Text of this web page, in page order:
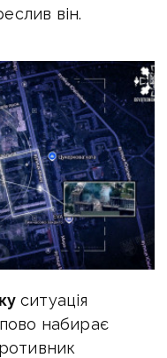
він.
ситуація
набирає